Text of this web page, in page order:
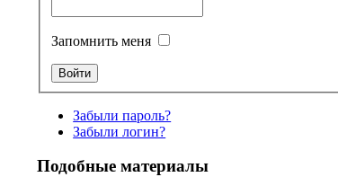
Запомнить меня
Забыли пароль?
Забыли логин?
Подобные материалы